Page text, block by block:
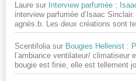
Laure sur Interview parfumée :
interview parfumée d’Isaac
agnès.b. Les deux créations sont
Scentifolia sur Bougies Hellenist :
l’ambiance ventilateur/ climatiseur
bougie est finie, elle est tellement